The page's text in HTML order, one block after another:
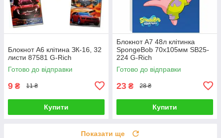
Блокнот А6 клітина ЗК-16, 32
листи 87581 G-Rich
Готово до відправки
9 ₴ 11 ₴
Купити
Блокнот А7 48л клітинка
SpongeBob 70х105мм SB25-
224 G-Rich
Готово до відправки
23 ₴ 28 ₴
Купити
Показати ще